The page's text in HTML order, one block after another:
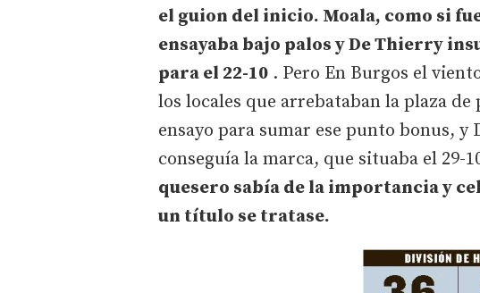
el guion del inicio. Moala, como si
ensayaba bajo palos y De Thierry
para el 22-10 . Pero En Burgos el
los locales que arrebataban la plaza
ensayo para sumar ese punto bonus,
conseguía la marca, que situaba el 29-
quesero sabía de la importancia y
un título se tratase.